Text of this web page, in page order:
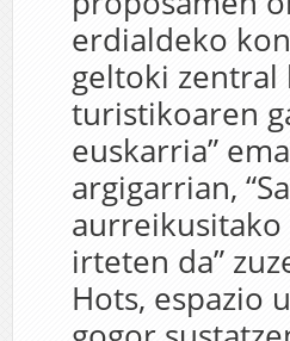
erdialdeko
geltoki
turistikoaren
euskarria”
argigarrian,
irteten da”
Hots, espazio